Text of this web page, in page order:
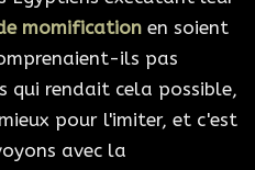
momification en soient
ils pas
qui rendait cela possible,
pour l'imiter, et c'est
avec la